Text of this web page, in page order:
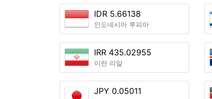
IDR 5.66138
인도네시아 루피아
IRR 435.02955
이란 리알
JPY 0.05011